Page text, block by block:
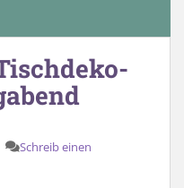
Schreib einen